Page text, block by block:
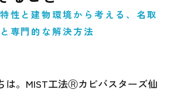
性と建物環境から考える、名取
専門的な解決方法
は。MIST工法Ⓡカビバスターズ仙